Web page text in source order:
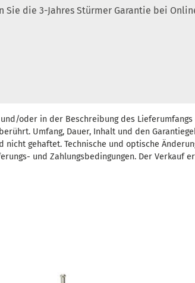
die 3-Jahres Stürmer Garantie bei
oder in der Beschreibung des
Umfang, Dauer, Inhalt und den
gehaftet. Technische und optische
und Zahlungsbedingungen. Der Verkauf